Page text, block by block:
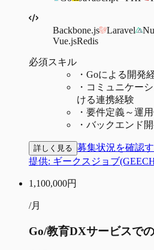
Backbone.js Laravel
Vue.jsRedis
必須スキル
・ Goによる開発
・ コミュニケー
ける連携経験
・ 要件定義～運
・ バックエンド
詳しく見る 募集状況を確認
提供: ギークスジョブ
1,100,000円
/月
Go/教育DXサービスで